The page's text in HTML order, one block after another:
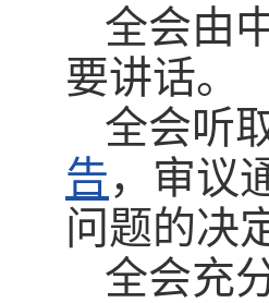
全会由
要讲话。
全会听
告，审议
问题的决
全会充